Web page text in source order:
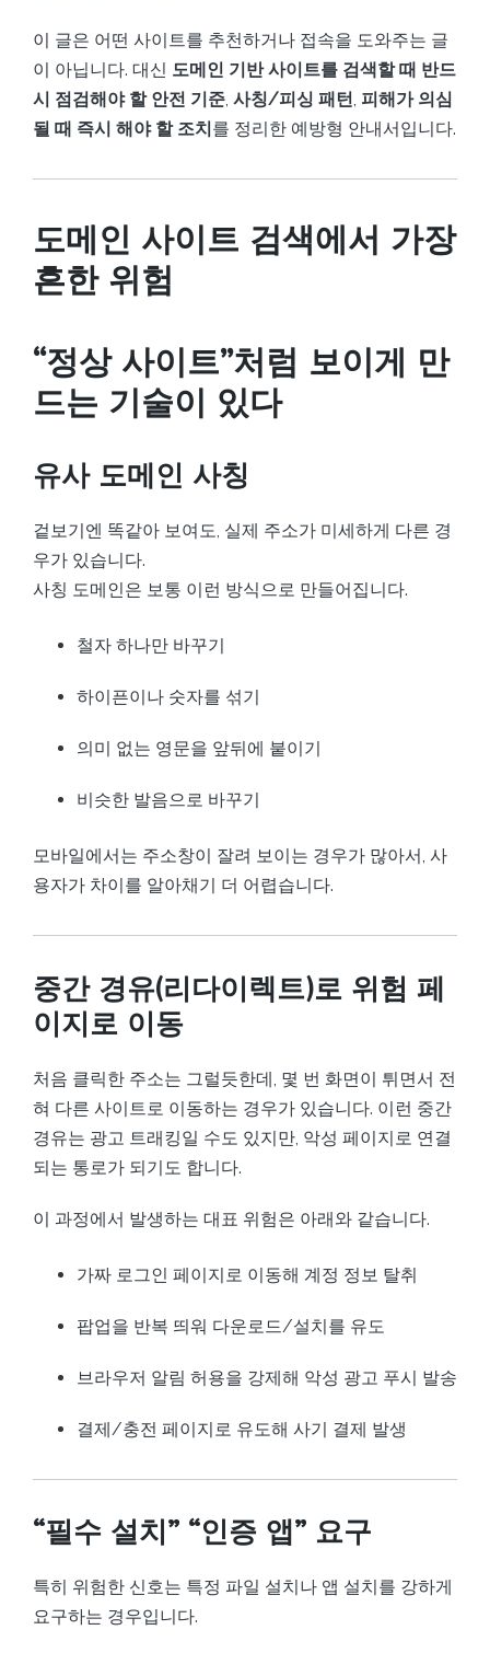
이 글은 어떤 사이트를 추천하거나 접속을 도와주는 글
이 아닙니다. 대신 도메인 기반 사이트를 검색할 때 반드
시 점검해야 할 안전 기준 사칭/피싱 패턴 피해가 의심
될 때 즉시 해야 할 조치를 정리한 예방형 안내서입니다.
도메인 사이트 검색에서 가장
흔한 위험
“정상 사이트”처럼 보이게 만
드는 기술이 있다
유사 도메인 사칭
겉보기엔 똑같아 보여도, 실제 주소가 미세하게 다른 경
우가 있습니다.
사칭 도메인은 보통 이런 방식으로 만들어집니다.
철자 하나만 바꾸기
하이픈이나 숫자를 섞기
의미 없는 영문을 앞뒤에 붙이기
비슷한 발음으로 바꾸기
모바일에서는 주소창이 잘려 보이는 경우가 많아서, 사
용자가 차이를 알아채기 더 어렵습니다.
중간 경유(리다이렉트)로 위험 페
이지로 이동
처음 클릭한 주소는 그럴듯한데, 몇 번 화면이 튀면서 전
혀 다른 사이트로 이동하는 경우가 있습니다. 이런 중간
경유는 광고 트래킹일 수도 있지만, 악성 페이지로 연결
되는 통로가 되기도 합니다.
이 과정에서 발생하는 대표 위험은 아래와 같습니다.
가짜 로그인 페이지로 이동해 계정 정보 탈취
팝업을 반복 띄워 다운로드/설치를 유도
브라우저 알림 허용을 강제해 악성 광고 푸시 발송
결제/충전 페이지로 유도해 사기 결제 발생
“필수 설치” “인증 앱” 요구
특히 위험한 신호는 특정 파일 설치나 앱 설치를 강하게
요구하는 경우입니다.